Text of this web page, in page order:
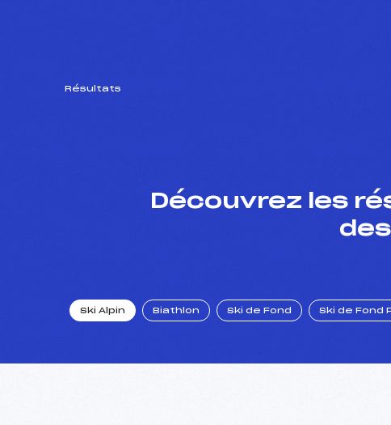
Résultats
Découvrez les
Ski Alpin Biathlon Ski de Fond Ski de Fond